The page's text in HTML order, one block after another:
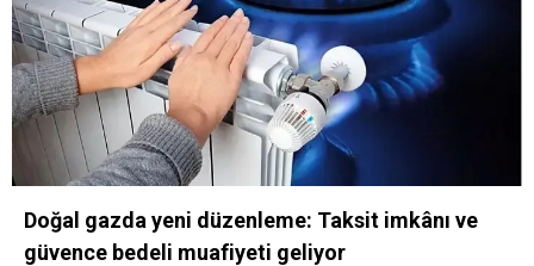
Doğal gazda yeni düzenleme: Taksit imkânı ve
güvence bedeli muafiyeti geliyor